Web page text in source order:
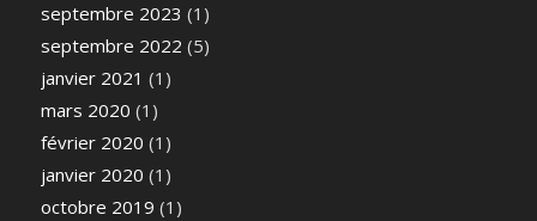
septembre 2023 (1)
septembre 2022 (5)
janvier 2021 (1)
mars 2020 (1)
février 2020 (1)
janvier 2020 (1)
octobre 2019 (1)